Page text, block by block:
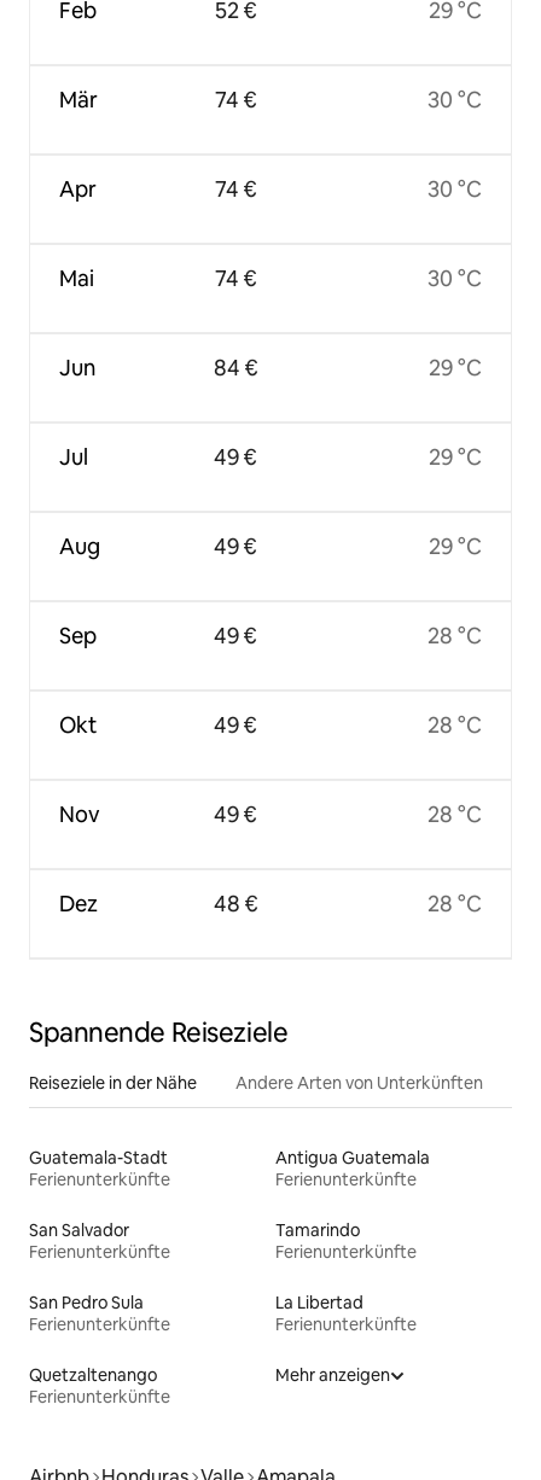
Feb
Mär
Apr
Mai
Jun
Jul
Aug
Sep
Okt
Nov
Dez
52 €
74 €
74 €
74 €
84 €
49 €
49 €
49 €
49 €
49 €
48 €
29 °C
30 °C
30 °C
30 °C
29 °C
29 °C
29 °C
28 °C
28 °C
28 °C
28 °C
Spannende Reiseziele
Reiseziele in der Nähe Andere Arten von Unterkünften
Guatemala-Stadt
Ferienunterkünfte
Antigua Guatemala
Ferienunterkünfte
San Salvador
Ferienunterkünfte
Tamarindo
Ferienunterkünfte
San Pedro Sula
Ferienunterkünfte
La Libertad
Ferienunterkünfte
Quetzaltenango
Ferienunterkünfte
Mehr anzeigen